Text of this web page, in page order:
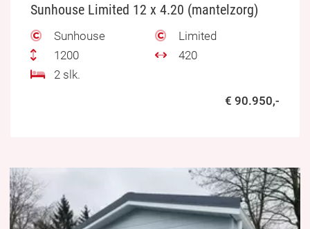
Sunhouse Limited 12 x 4.20 (mantelzorg)
Sunhouse
Limited
1200
420
2 slk.
€ 90.950,-